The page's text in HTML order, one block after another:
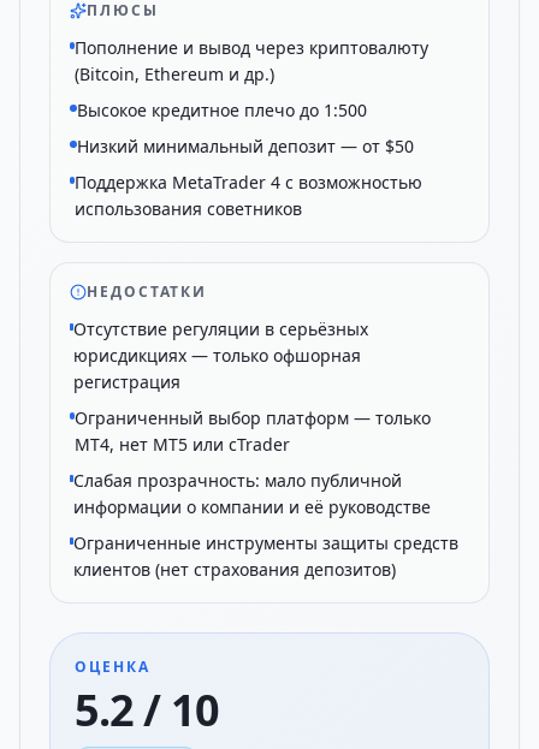
ПЛЮСЫ
Пополнение и вывод через криптовалюту
(Bitcoin, Ethereum и др.)
Высокое кредитное плечо до 1:500
Низкий минимальный депозит — от $50
Поддержка MetaTrader 4 с возможностью
использования советников
НЕДОСТАТКИ
Отсутствие регуляции в серьёзных
юрисдикциях — только офшорная
регистрация
Ограниченный выбор платформ — только
MT4, нет MT5 или cTrader
Слабая прозрачность: мало публичной
информации о компании и её руководстве
Ограниченные инструменты защиты средств
клиентов (нет страхования депозитов)
ОЦЕНКА
5.2 / 10